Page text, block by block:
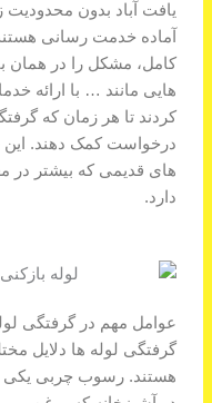
یافت آباد بدون
آماده خدمت رسانی
کامل، مشکل را در همان
کردند تا هر زمان که
درخواست کمک دهند.
های قدیمی که بیشتر در
دارد.
عوامل مهم در گرفتگی
گرفتگی لوله ها دلایل
هستند. رسوب چربی یکی